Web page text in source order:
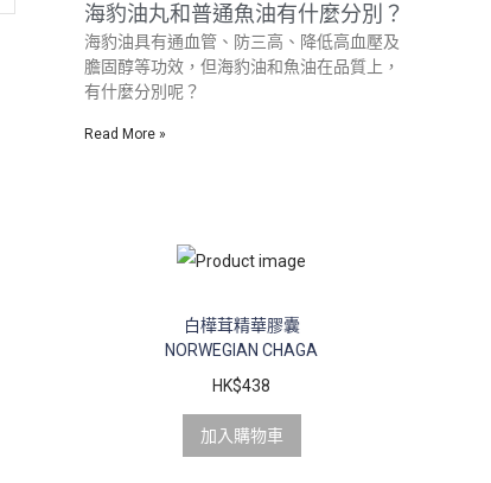
海豹油丸和普通魚油有什麼分別？
海豹油具有通血管、防三高、降低高血壓及
膽固醇等功效，但海豹油和魚油在品質上，
有什麼分別呢？
Read More »
白樺茸精華膠囊
NORWEGIAN CHAGA
HK$438
加入購物車